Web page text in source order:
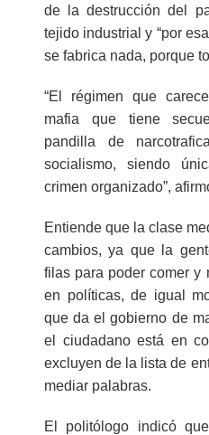
de la destrucción del
tejido industrial y “por
se fabrica nada, porque
“El régimen que
mafia que tiene
pandilla de
socialismo, siendo
crimen organizado”,
Entiende que la clase
cambios, ya que la
filas para poder comer y
en políticas, de igual
que da el gobierno de
el ciudadano está en
excluyen de la lista de
mediar palabras.
El politólogo indicó